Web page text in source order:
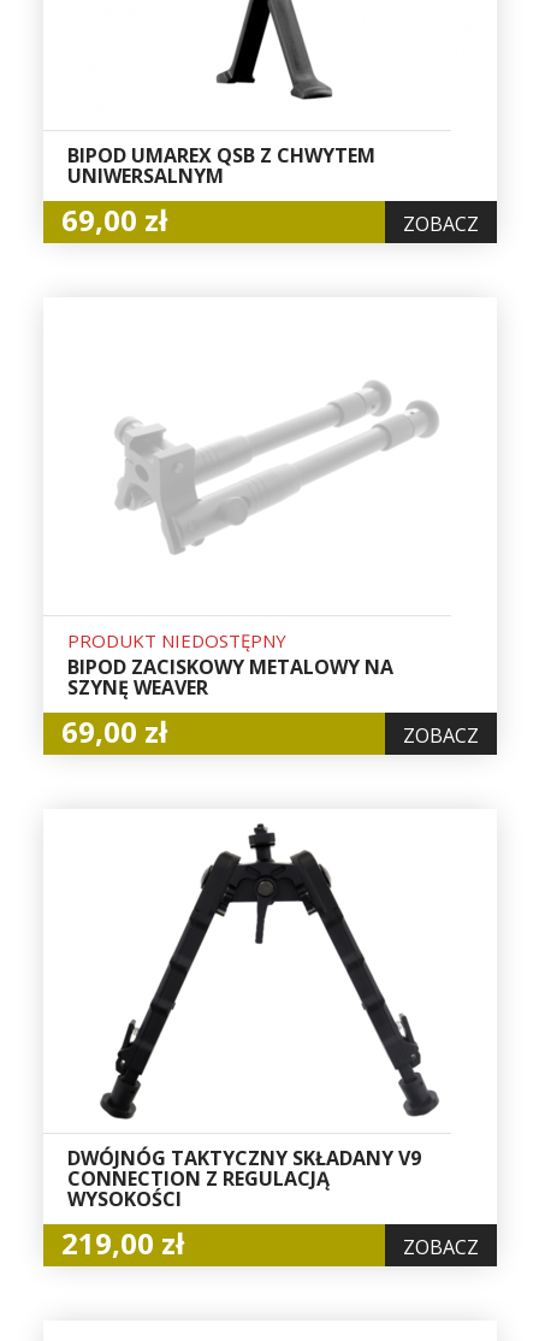
BIPOD UMAREX QSB Z CHWYTEM
UNIWERSALNYM
69,00 zł ZOBACZ
PRODUKT NIEDOSTĘPNY
BIPOD ZACISKOWY METALOWY NA
SZYNĘ WEAVER
69,00 zł ZOBACZ
DWÓJNÓG TAKTYCZNY SKŁADANY V9
CONNECTION Z REGULACJĄ
WYSOKOŚCI
219,00 zł ZOBACZ